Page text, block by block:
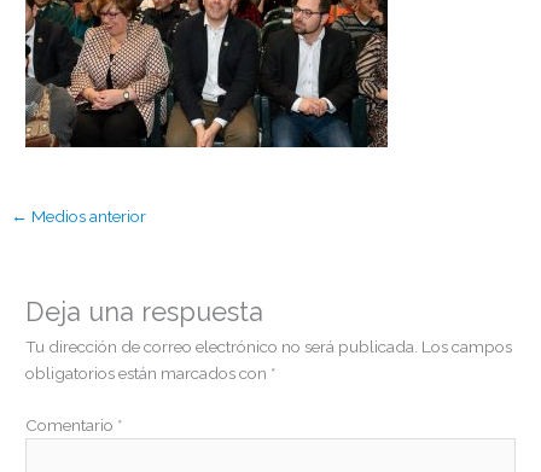
← Medios anterior
Deja una respuesta
Tu dirección de correo electrónico no será publicada. Los campos
obligatorios están marcados con *
Comentario *